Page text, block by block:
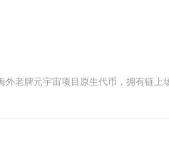
老牌元宇宙项目原生代币，拥有链上